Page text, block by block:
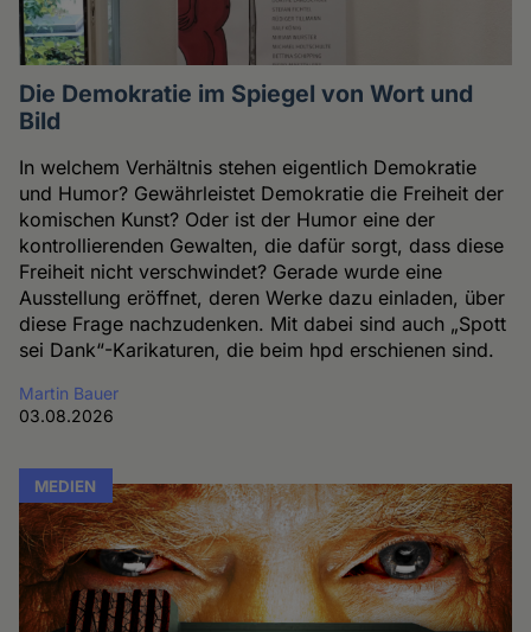
Die Demokratie im Spiegel von Wort und
Bild
In welchem Verhältnis stehen eigentlich Demokratie
und Humor? Gewährleistet Demokratie die Freiheit der
komischen Kunst? Oder ist der Humor eine der
kontrollierenden Gewalten, die dafür sorgt, dass diese
Freiheit nicht verschwindet? Gerade wurde eine
Ausstellung eröffnet, deren Werke dazu einladen, über
diese Frage nachzudenken. Mit dabei sind auch „Spott
sei Dank“-Karikaturen, die beim hpd erschienen sind.
Martin Bauer
03.08.2026
MEDIEN